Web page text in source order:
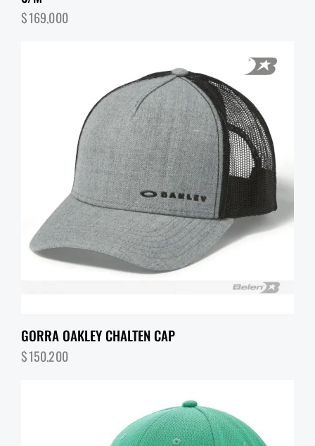
$169,000
GORRA OAKLEY CHALTEN CAP
$150,200